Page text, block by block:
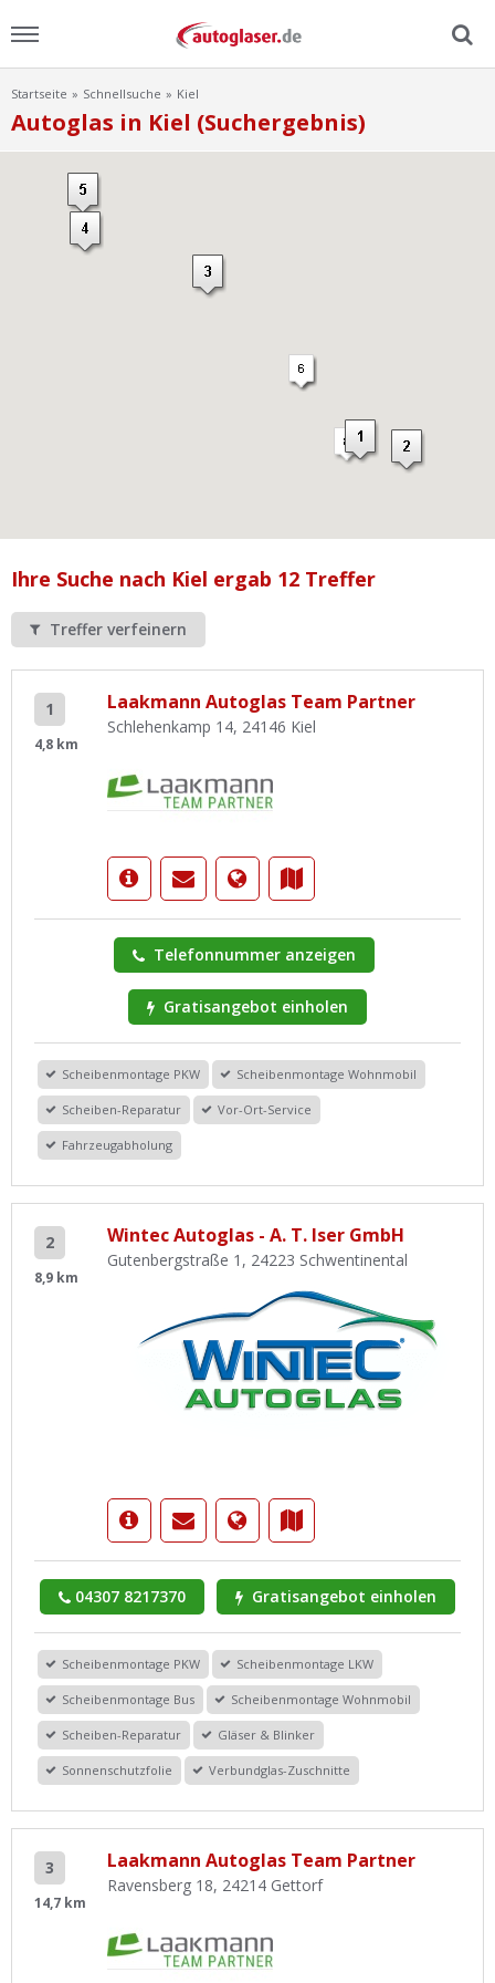
Home
News
Werkstatt Login
Startseite Schnellsuche Kiel
Autoglas in Kiel (Suchergebnis)
Ihre Suche nach Kiel ergab 12 Treffer
Treffer verfeinern
1
4,8 km
Laakmann Autoglas Team Partner
Schlehenkamp 14, 24146 Kiel
Telefonnummer anzeigen
Gratisangebot einholen
Scheibenmontage PKW Scheibenmontage Wohnmobil
Scheiben-Reparatur Vor-Ort-Service
Fahrzeugabholung
2
8,9 km
Wintec Autoglas - A. T. Iser GmbH
Gutenbergstraße 1, 24223 Schwentinental
04307 8217370 Gratisangebot einholen
Scheibenmontage PKW Scheibenmontage LKW
Scheibenmontage Bus Scheibenmontage Wohnmobil
Scheiben-Reparatur Gläser & Blinker
Sonnenschutzfolie Verbundglas-Zuschnitte
3
14,7 km
Laakmann Autoglas Team Partner
Ravensberg 18, 24214 Gettorf